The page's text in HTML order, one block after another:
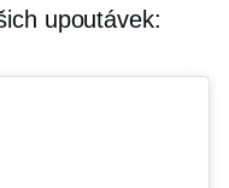
upoutávek: